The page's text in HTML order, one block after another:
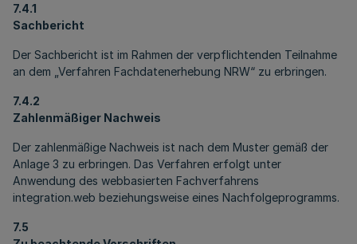
7.4.1
Sachbericht
Der Sachbericht ist im Rahmen der verpflichtenden Teilnahme
an dem „Verfahren Fachdatenerhebung NRW“ zu erbringen.
7.4.2
Zahlenmäßiger Nachweis
Der zahlenmäßige Nachweis ist nach dem Muster gemäß der
Anlage 3 zu erbringen. Das Verfahren erfolgt unter
Anwendung des webbasierten Fachverfahrens
integration.web beziehungsweise eines Nachfolgeprogramms.
7.5